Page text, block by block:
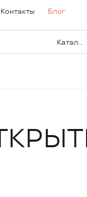
Контакты Блог
Каталог